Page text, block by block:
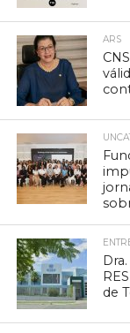
ARS
de